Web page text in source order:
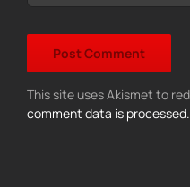
This site uses Akismet to
comment data is processed.